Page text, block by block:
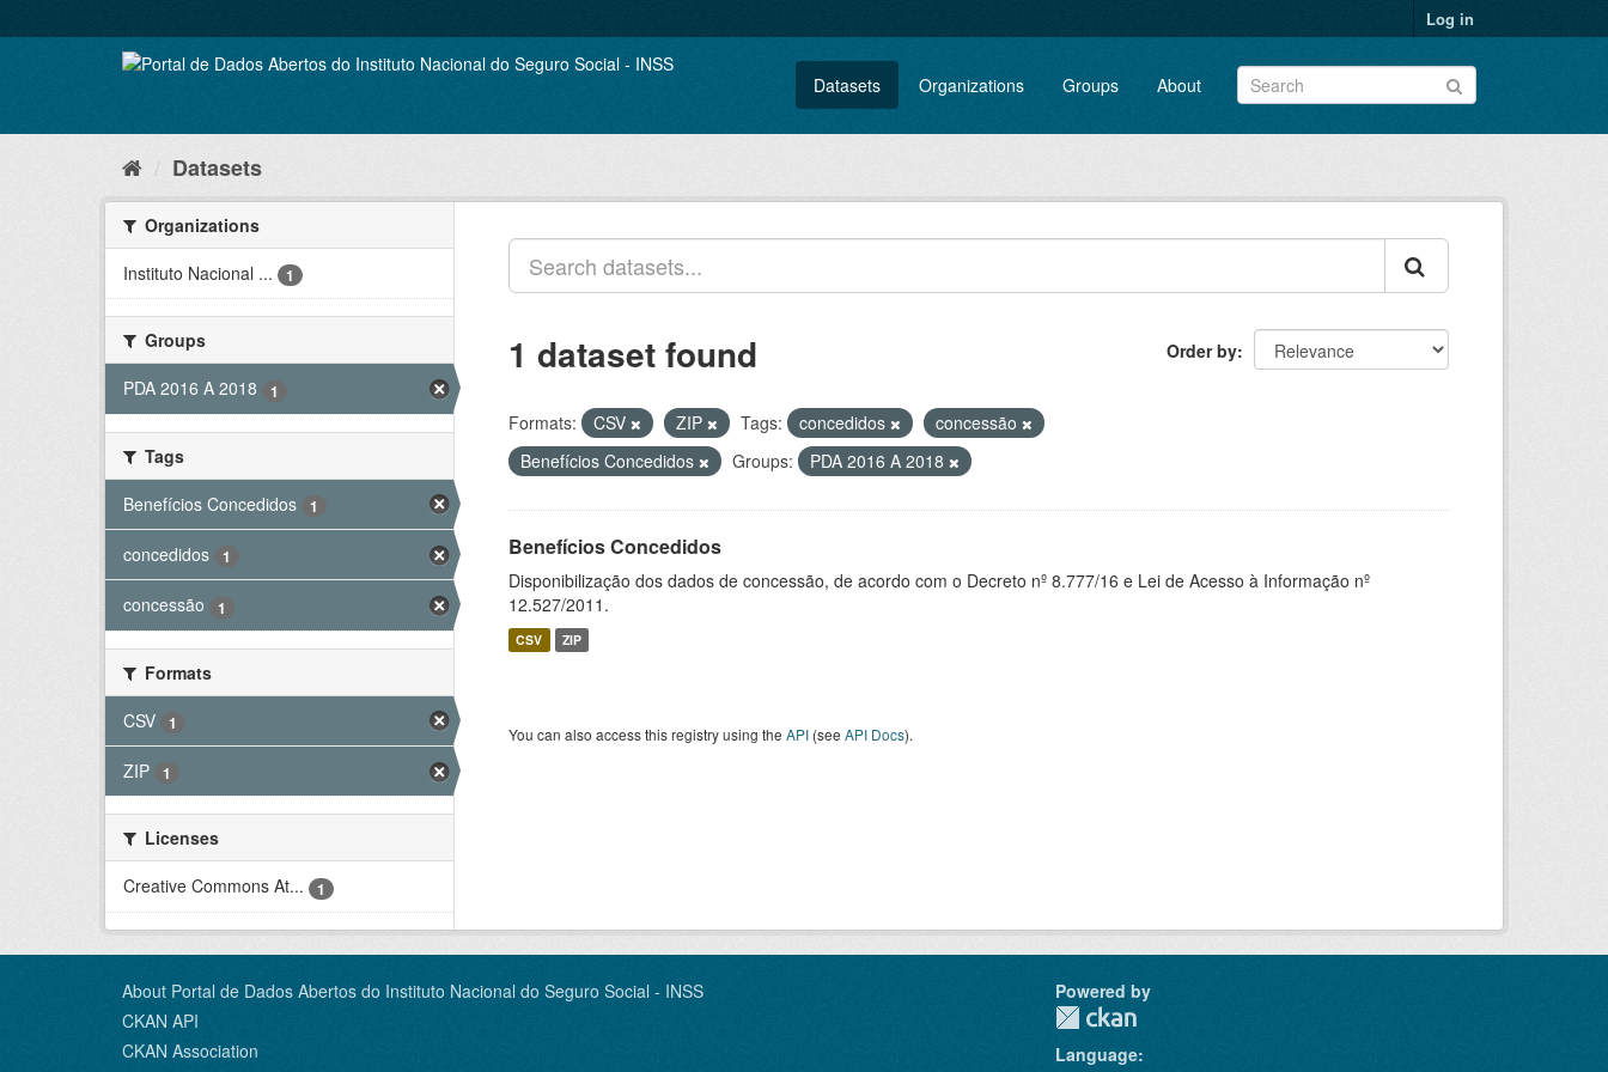
to
Log in
Datasets Organizations Groups About
Datasets
Organizations
Instituto Nacional ...
1
Groups
PDA 2016 A 2018
1
Tags
Benefícios Concedidos
1
concedidos 1
concessão 1
Formats
CSV
1
ZIP 1
Licenses
Creative Commons At...
1
Order by
1 dataset found
Formats: CSV ZIP Tags: concedidos
concessão
Benefícios Concedidos
Groups: PDA 2016 A 2018
Benefícios Concedidos
Disponibilização dos dados de concessão, de acordo com o Decreto nº 8.777/16 e Lei de Acesso à Informação nº
12.527/2011.
CSV ZIP
You can also access this registry using the API (see API Docs).
About Portal de Dados Abertos do Instituto Nacional do Seguro Social - INSS
CKAN API
CKAN Association
Powered by
Language